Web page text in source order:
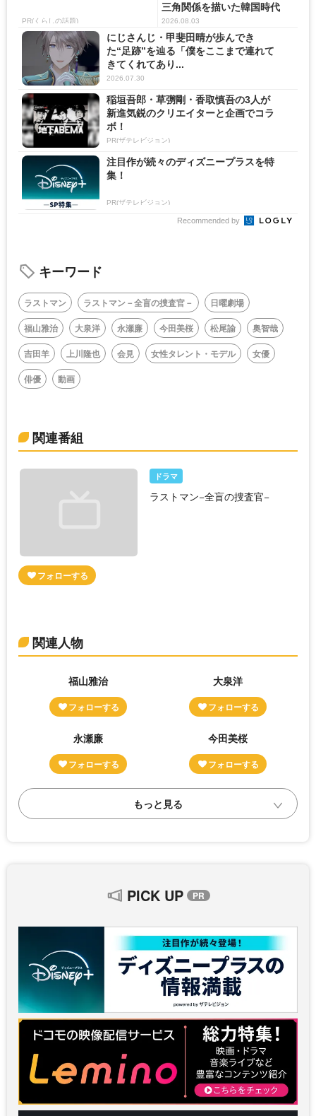
PR(くらしの話題)
三角関係を描いた韓国時代
劇...
2026.08.03
にじさんじ・甲斐田晴が歩んでき
た“足跡”を辿る「僕をここまで連れて
きてくれてあり...
2026.07.30
稲垣吾郎・草彅剛・香取慎吾の3人が
新進気鋭のクリエイターと企画でコラ
ボ！
PR(ザテレビジョン)
注目作が続々のディズニープラスを特
集！
PR(ザテレビジョン)
Recommended by
キーワード
ラストマン ラストマン－全盲の捜査官－
日曜劇場
福山雅治
大泉洋 永瀬廉 今田美桜 松尾諭
奥智哉
吉田羊
上川隆也 会見 女性タレント・モデル
女優
俳優
動画
関連番組
ドラマ
ラストマン−全盲の捜査官−
関連人物
福山雅治 大泉洋
永瀬廉 今田美桜
PICK UP